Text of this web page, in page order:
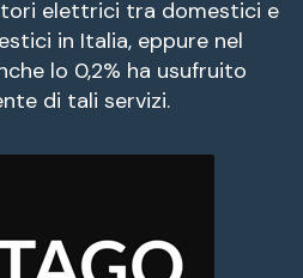
fuente
fuente.
elettrici tra domestici e
in Italia, eppure nel
lo 0,2% ha usufruito
di tali servizi.